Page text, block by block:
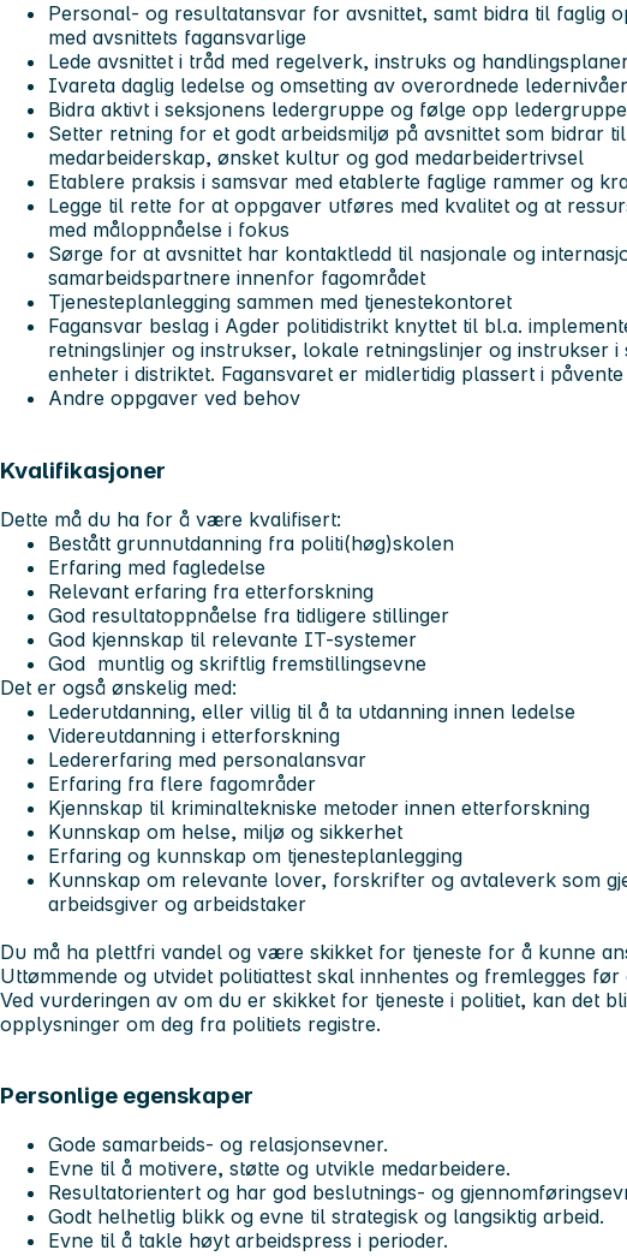
Personal- og resultatansvar for avsnittet, samt bidra til faglig
med avsnittets fagansvarlige
Lede avsnittet i tråd med regelverk, instruks og
Ivareta daglig ledelse og omsetting av overordnede
Bidra aktivt i seksjonens ledergruppe og følge opp
Setter retning for et godt arbeidsmiljø på avsnittet som bidrar
medarbeiderskap, ønsket kultur og god medarbeidertrivsel
Etablere praksis i samsvar med etablerte faglige rammer og
Legge til rette for at oppgaver utføres med kvalitet og at
med måloppnåelse i fokus
Sørge for at avsnittet har kontaktledd til nasjonale og
samarbeidspartnere innenfor fagområdet
Tjenesteplanlegging sammen med tjenestekontoret
Fagansvar beslag i Agder politidistrikt knyttet til bl.a.
retningslinjer og instrukser, lokale retningslinjer og instrukser i
enheter i distriktet. Fagansvaret er midlertidig plassert i
Andre oppgaver ved behov
Kvalifikasjoner
Dette må du ha for å være kvalifisert:
Bestått grunnutdanning fra politi(høg)skolen
Erfaring med fagledelse
Relevant erfaring fra etterforskning
God resultatoppnåelse fra tidligere stillinger
God kjennskap til relevante IT-systemer
God muntlig og skriftlig fremstillingsevne
Det er også ønskelig med:
Lederutdanning, eller villig til å ta utdanning innen ledelse
Videreutdanning i etterforskning
Ledererfaring med personalansvar
Erfaring fra flere fagområder
Kjennskap til kriminaltekniske metoder innen etterforskning
Kunnskap om helse, miljø og sikkerhet
Erfaring og kunnskap om tjenesteplanlegging
Kunnskap om relevante lover, forskrifter og avtaleverk som
arbeidsgiver og arbeidstaker
Du må ha plettfri vandel og være skikket for tjeneste for å kunne
Uttømmende og utvidet politiattest skal innhentes og fremlegges
Ved vurderingen av om du er skikket for tjeneste i politiet, kan det
opplysninger om deg fra politiets registre.
Personlige egenskaper
Gode samarbeids- og relasjonsevner.
Evne til å motivere, støtte og utvikle medarbeidere.
Resultatorientert og har god beslutnings- og
Godt helhetlig blikk og evne til strategisk og langsiktig arbeid.
Evne til å takle høyt arbeidspress i perioder.